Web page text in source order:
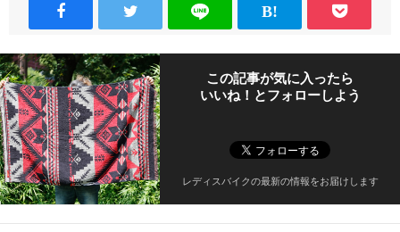
この記事が気に入ったら
いいね！とフォローしよう
レディスバイクの最新の情報をお届けします